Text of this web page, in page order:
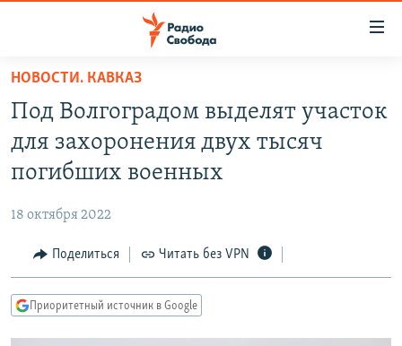
упрощенного
доступа
основному
Вернутся
Вернутся
ПОДКАСТЫ
АВТОРСКИЕ ПРОЕКТЫ
МНЕНИЯ
КУЛЬТУРА
КАВКАЗ.РЕАЛИИ
НОВОСТИ. КАВКАЗ
Под Волгоградом выделят участок
для захоронения двух тысяч
погибших военных
18 октября 2022
Поделиться Читать без VPN
Приоритетный источник в Google